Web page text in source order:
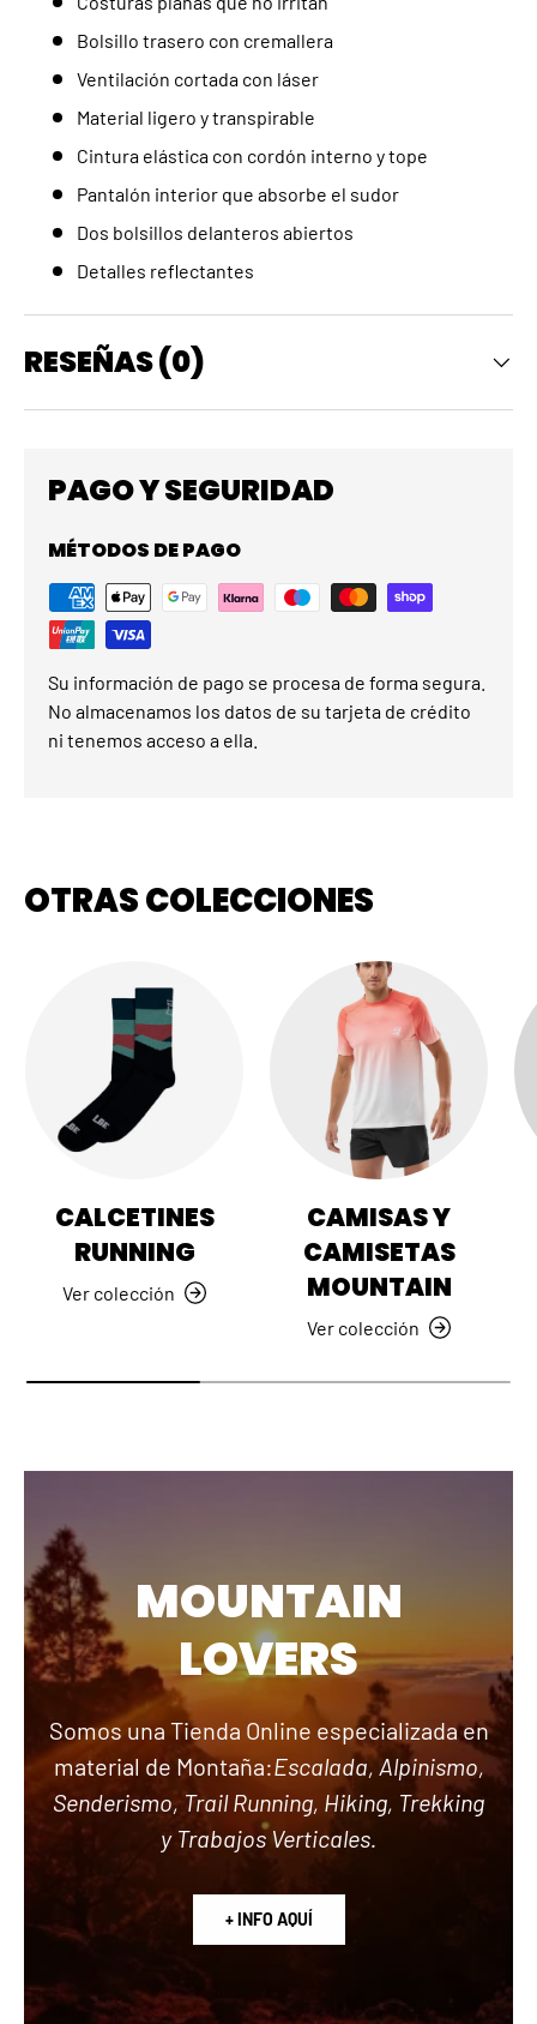
Bolsillo trasero con cremallera
Ventilación cortada con láser
Material ligero y transpirable
Cintura elástica con cordón interno y tope
Pantalón interior que absorbe el sudor
Dos bolsillos delanteros abiertos
Detalles reflectantes
RESEÑAS (0)
PAGO Y SEGURIDAD
MÉTODOS DE PAGO
Su información de pago se procesa de forma segura.
No almacenamos los datos de su tarjeta de crédito
ni tenemos acceso a ella.
OTRAS COLECCIONES
CALCETINES
RUNNING
Ver colección
CAMISAS Y
CAMISETAS
MOUNTAIN
Ver colección
MOUNTAIN
LOVERS
Somos una Tienda Online especializada en
material de Montaña:Escalada, Alpinismo,
Senderismo, Trail Running, Hiking, Trekking
y Trabajos Verticales.
+ INFO AQUÍ